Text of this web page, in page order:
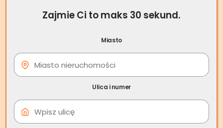
Zajmie Ci to maks 30 sekund.
Miasto
Ulica i numer